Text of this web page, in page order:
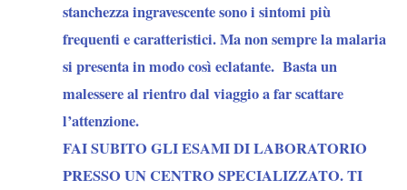
stanchezza ingravescente sono i sintomi più
frequenti e caratteristici. Ma non sempre la malaria
si presenta in modo così eclatante. Basta un
malessere al rientro dal viaggio a far scattare
l’attenzione.
FAI SUBITO GLI ESAMI DI LABORATORIO
PRESSO UN CENTRO SPECIALIZZATO. TI